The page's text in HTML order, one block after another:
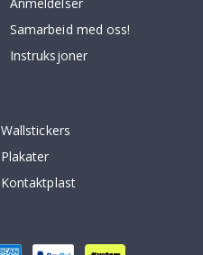
Samarbeid med oss!
Instruksjoner
Wallstickers
Plakater
Kontaktplast